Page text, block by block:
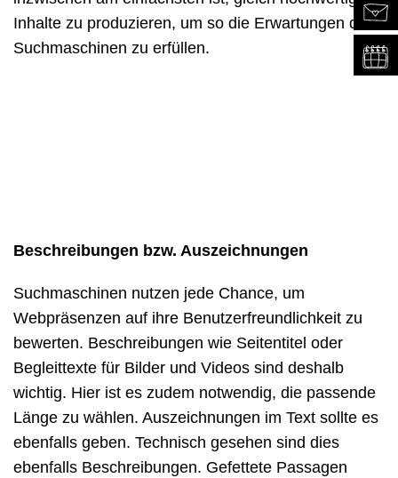
Inhalte zu produzieren, um so die Erwartungen der
Suchmaschinen zu erfüllen.
Beschreibungen bzw. Auszeichnungen
Suchmaschinen nutzen jede Chance, um
Webpräsenzen auf ihre Benutzerfreundlichkeit zu
bewerten. Beschreibungen wie Seitentitel oder
Begleittexte für Bilder und Videos sind deshalb
wichtig. Hier ist es zudem notwendig, die passende
Länge zu wählen. Auszeichnungen im Text sollte es
ebenfalls geben. Technisch gesehen sind dies
ebenfalls Beschreibungen. Gefettete Passagen